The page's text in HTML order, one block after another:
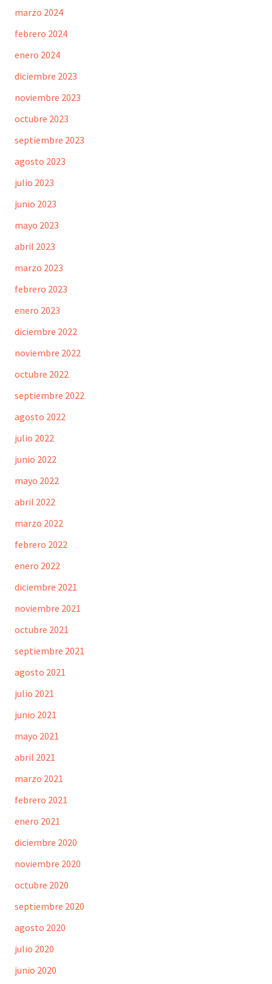
marzo 2024
febrero 2024
enero 2024
diciembre 2023
noviembre 2023
octubre 2023
septiembre 2023
agosto 2023
julio 2023
junio 2023
mayo 2023
abril 2023
marzo 2023
febrero 2023
enero 2023
diciembre 2022
noviembre 2022
octubre 2022
septiembre 2022
agosto 2022
julio 2022
junio 2022
mayo 2022
abril 2022
marzo 2022
febrero 2022
enero 2022
diciembre 2021
noviembre 2021
octubre 2021
septiembre 2021
agosto 2021
julio 2021
junio 2021
mayo 2021
abril 2021
marzo 2021
febrero 2021
enero 2021
diciembre 2020
noviembre 2020
octubre 2020
septiembre 2020
agosto 2020
julio 2020
junio 2020